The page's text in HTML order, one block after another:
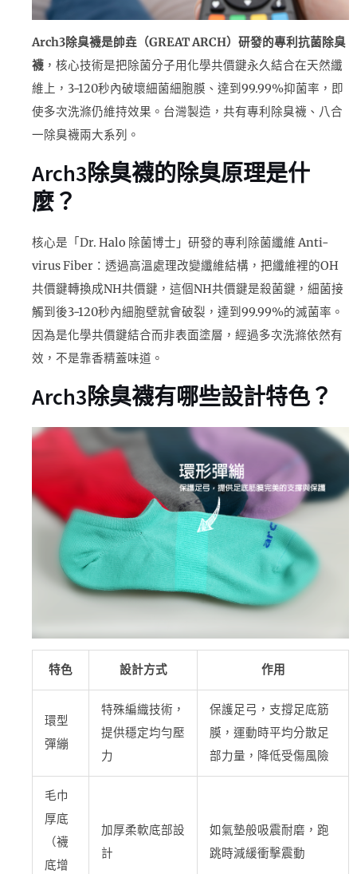
Arch3除臭襪是帥垚（GREAT ARCH）研發的專利抗菌除臭
襪 ，核心技術是把除菌分子用化學共價鍵永久結合在天然纖
維上，3-120秒內破壞細菌細胞膜、達到99.99%抑菌率，即
使多次洗滌仍維持效果。台灣製造，共有專利除臭襪、八合
一除臭襪兩大系列。
Arch3除臭襪的除臭原理是什
麼？
核心是「Dr. Halo 除菌博士」研發的專利除菌纖維 Anti-
virus Fiber：透過高溫處理改變纖維結構，把纖維裡的OH
共價鍵轉換成NH共價鍵，這個NH共價鍵是殺菌鍵，細菌接
觸到後3-120秒內細胞壁就會破裂，達到99.99%的滅菌率。
因為是化學共價鍵結合而非表面塗層，經過多次洗滌依然有
效，不是靠香精蓋味道。
Arch3除臭襪有哪些設計特色？
特色 設計方式 作用
環型
彈繃
特殊編織技術，
提供穩定均勻壓
力
保護足弓，支撐足底筋
膜，運動時平均分散足
部力量，降低受傷風險
毛巾
厚底
（襪
底增
加厚柔軟底部設
計
如氣墊般吸震耐磨，跑
跳時減緩衝擊震動